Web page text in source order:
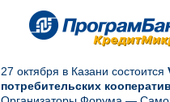
27 октября в Казани состоится
потребительских